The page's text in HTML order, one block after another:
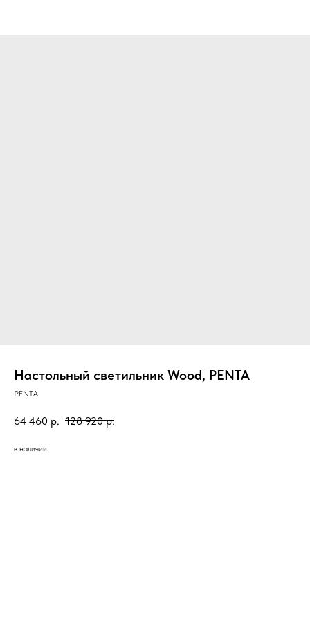
Настольный светильник Wood, PENTA
PENTA
64 460 р. 128 920 р.
в наличии